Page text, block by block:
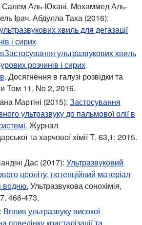
Салем Аль-Юхані, Мохаммед Аль-
Ірач, Абдулла Таха (2016):
хвиль для дегазації
і сирих
ультразвукових хвиль
розчинів і сирих
. Досягнення в галузі розвідки та
Том 11, No 2, 2016.
Мартіні (2015): Застосування
ультразвуку до пальмової олії в
Журнал
та харчової хімії Т. 63,1; 2015.
Дас (2017): Ультразвуковий
цеоліту: потенційний матеріал
водню. Ультразвукова сонохімія,
466-473.
Вплив ультразвуку високої